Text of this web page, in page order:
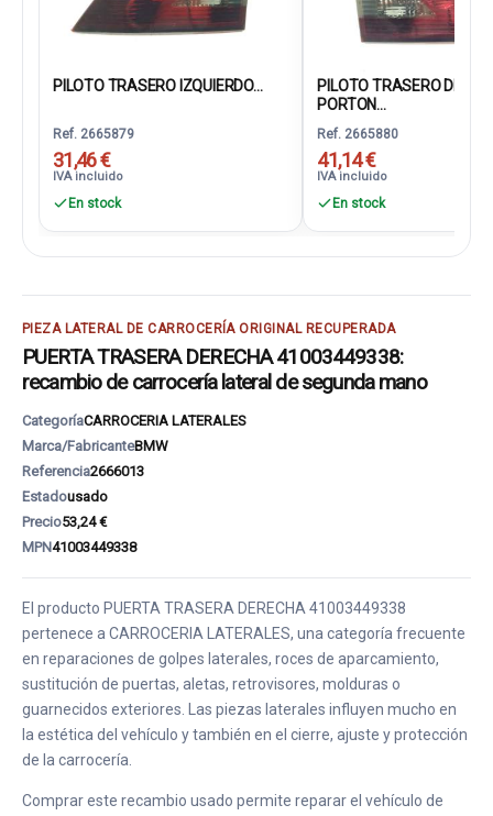
PILOTO TRASERO IZQUIERDO...
Ref. 2665879
31,46 €
IVA incluido
En stock
PILOTO TRASERO
PORTON...
Ref. 2665880
41,14 €
IVA incluido
En stock
PIEZA LATERAL DE CARROCERÍA ORIGINAL RECUPERADA
PUERTA TRASERA DERECHA 41003449338:
recambio de carrocería lateral de segunda mano
CategoríaCARROCERIA LATERALES
Marca/FabricanteBMW
Referencia2666013
Estadousado
Precio53,24 €
MPN41003449338
El producto PUERTA TRASERA DERECHA 41003449338
pertenece a CARROCERIA LATERALES, una categoría frecuente
en reparaciones de golpes laterales, roces de aparcamiento,
sustitución de puertas, aletas, retrovisores, molduras o
guarnecidos exteriores. Las piezas laterales influyen mucho en
la estética del vehículo y también en el cierre, ajuste y protección
de la carrocería.
Comprar este recambio usado permite reparar el vehículo de